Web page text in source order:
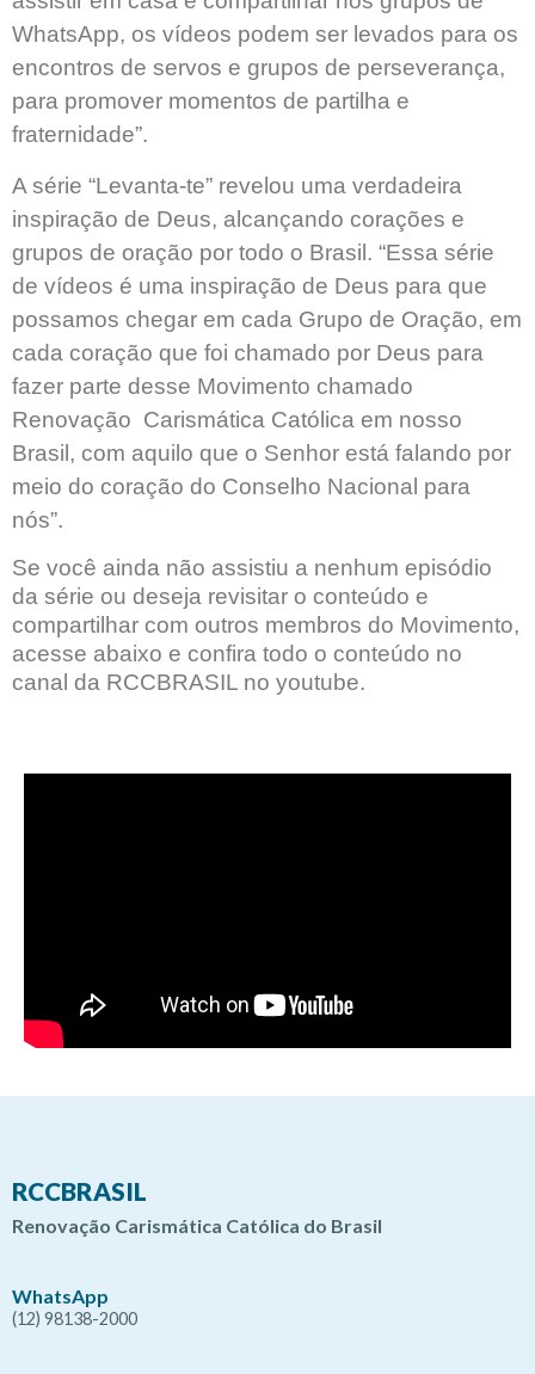
WhatsApp, os vídeos podem ser levados para os
encontros de servos e grupos de perseverança,
para promover momentos de partilha e
fraternidade”.
A série “Levanta-te” revelou uma verdadeira
inspiração de Deus, alcançando corações e
grupos de oração por todo o Brasil. “Essa série
de vídeos é uma inspiração de Deus para que
possamos chegar em cada Grupo de Oração, em
cada coração que foi chamado por Deus para
fazer parte desse Movimento chamado
Renovação Carismática Católica em nosso
Brasil, com aquilo que o Senhor está falando por
meio do coração do Conselho Nacional para
nós”.
Se você ainda não assistiu a nenhum episódio
da série ou deseja revisitar o conteúdo e
compartilhar com outros membros do Movimento,
acesse abaixo e confira todo o conteúdo no
canal da RCCBRASIL no youtube.
RCCBRASIL
Renovação Carismática Católica do Brasil
WhatsApp
(12) 98138-2000